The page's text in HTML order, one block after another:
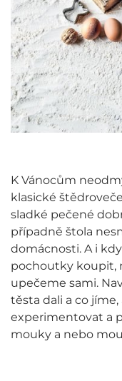
K Vánocům
klasické
sladké pečené
případně štola
domácnosti. A i
pochoutky koupit,
upečeme sami.
těsta dali a co
experimentovat a
mouky a nebo